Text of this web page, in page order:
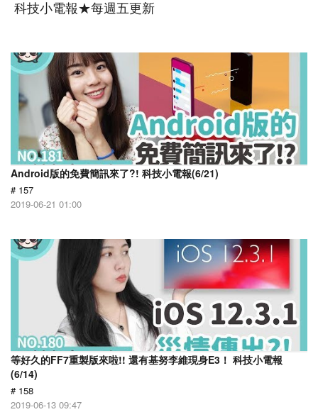
科技小電報★每週五更新
Android版的免費簡訊來了?! 科技小電報(6/21)
# 157
2019-06-21 01:00
等好久的FF7重製版來啦!! 還有基努李維現身E3！ 科技小電報
(6/14)
# 158
2019-06-13 09:47